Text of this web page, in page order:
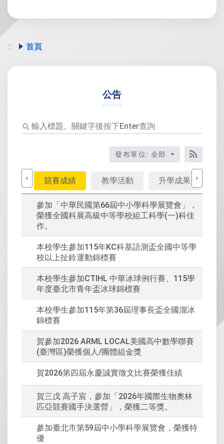
::: 首頁
公告
入
關
字
後
查
發布單位: 全部
RSS訂閱
競賽成績
參加「中華民國第66屆中小學科學展覽會」，
榮獲全國科展高級中等學校組工科學(一)科佳
作。
本校學生參加115年KC科基語測盃全國中等學
校以上扯鈴運動錦標賽
本校學生參加CTIHL 中華冰球例行賽、115學
年度臺北市青年盃冰球錦標賽
本校學生參加115年第36屆理事長盃全國溜冰
錦標賽
賀參加2026 ARML LOCAL美國高中數學聯賽
(臺灣區)榮獲個人/團體組金獎
賀2026第四屆永慶誠實徵文比賽榮獲佳績
賀三戊 高子宸，參加「2026年國際生物奧林
匹亞競賽國手決選營」，榮獲二等獎。
參加臺北市第59屆中小學科學展覽會，榮獲特
優
教學活動 升學成果